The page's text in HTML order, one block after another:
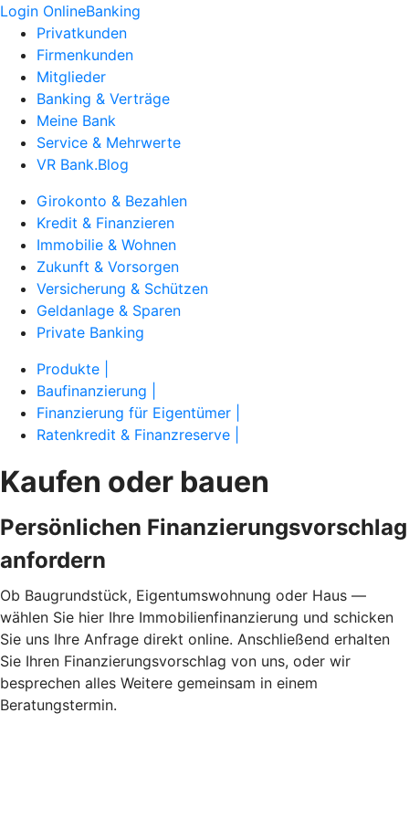
Login OnlineBanking
Privatkunden
Firmenkunden
Mitglieder
Banking & Verträge
Meine Bank
Service & Mehrwerte
VR Bank.Blog
Girokonto & Bezahlen
Kredit & Finanzieren
Immobilie & Wohnen
Zukunft & Vorsorgen
Versicherung & Schützen
Geldanlage & Sparen
Private Banking
Produkte |
Baufinanzierung |
Finanzierung für Eigentümer |
Ratenkredit & Finanzreserve |
Kaufen oder bauen
Persönlichen Finanzierungsvorschlag
anfordern
Ob Baugrundstück, Eigentumswohnung oder Haus —
wählen Sie hier Ihre Immobilienfinanzierung und schicken
Sie uns Ihre Anfrage direkt online. Anschließend erhalten
Sie Ihren Finanzierungsvorschlag von uns, oder wir
besprechen alles Weitere gemeinsam in einem
Beratungstermin.